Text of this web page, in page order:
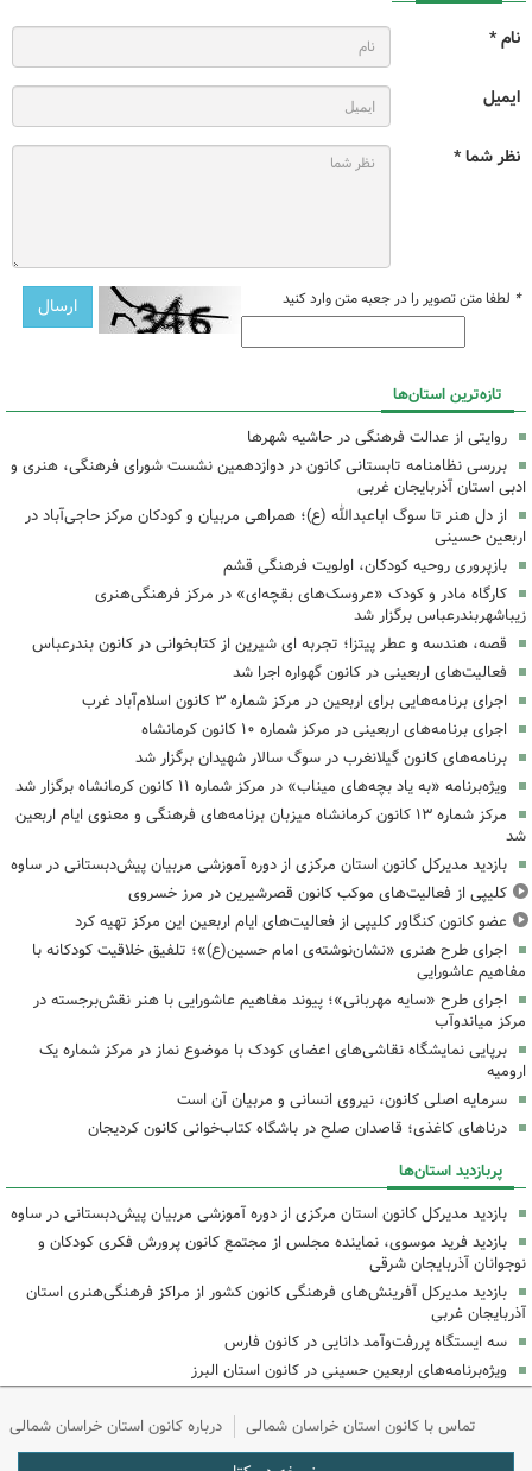
نام *
ایمیل
نظر شما *
* لطفا متن تصویر را در جعبه متن وارد کنید
تازه‌ترین استان‌ها
روایتی از عدالت فرهنگی در حاشیه شهرها
بررسی نظامنامه تابستانی کانون در دوازدهمین نشست شورای فرهنگی، هنری و
ادبی استان آذربایجان غربی
از دل هنر تا سوگ اباعبدالله (ع)؛ همراهی مربیان و کودکان مرکز حاجی‌آباد در
اربعین حسینی
بازپروری روحیه کودکان، اولویت فرهنگی قشم
کارگاه مادر و کودک «عروسک‌های بقچه‌ای» در مرکز فرهنگی‌هنری
زیباشهربندرعباس برگزار شد
قصه، هندسه و عطر پیتزا؛ تجربه ای شیرین از کتابخوانی در کانون بندرعباس
فعالیت‌های اربعینی در کانون گهواره اجرا شد
اجرای برنامه‌هایی برای اربعین در مرکز شماره ۳ کانون اسلام‌آباد غرب
اجرای برنامه‌های اربعینی در مرکز شماره ۱۰ کانون کرمانشاه
برنامه‌های کانون گیلانغرب در سوگ سالار شهیدان برگزار شد
ویژه‌برنامه «به یاد بچه‌های میناب» در مرکز شماره ۱۱ کانون کرمانشاه برگزار شد
مرکز شماره ۱۳ کانون کرمانشاه میزبان برنامه‌های فرهنگی و معنوی ایام اربعین
شد
بازدید مدیرکل کانون استان مرکزی از دوره آموزشی مربیان پیش‌دبستانی در ساوه
کلیپی از فعالیت‌های موکب کانون قصرشیرین در مرز خسروی
عضو کانون کنگاور کلیپی از فعالیت‌های ایام اربعین این مرکز تهیه کرد
اجرای طرح هنری «نشان‌نوشته‌ی امام حسین(ع)»؛ تلفیق خلاقیت کودکانه با
مفاهیم عاشورایی
اجرای طرح «سایه مهربانی»؛ پیوند مفاهیم عاشورایی با هنر نقش‌برجسته در
مرکز میاندوآب
برپایی نمایشگاه نقاشی‌های اعضای کودک با موضوع نماز در مرکز شماره یک
ارومیه
سرمایه اصلی کانون، نیروی انسانی و مربیان آن است
درناهای کاغذی؛ قاصدان صلح در باشگاه کتاب‌خوانی کانون کردیجان
پربازدید استان‌ها
بازدید مدیرکل کانون استان مرکزی از دوره آموزشی مربیان پیش‌دبستانی در ساوه
بازدید فرید موسوی، نماینده مجلس از مجتمع کانون پرورش فکری کودکان و
نوجوانان آذربایجان شرقی
بازدید مدیرکل آفرینش‌های فرهنگی کانون کشور از مراکز فرهنگی‌هنری استان
آذربایجان غربی
سه ایستگاه پررفت‌وآمد دانایی در کانون فارس
ویژه‌برنامه‌های اربعین حسینی در کانون استان البرز
تماس با کانون استان خراسان شمالی درباره کانون استان خراسان شمالی